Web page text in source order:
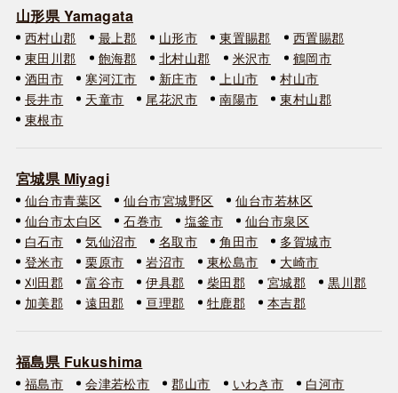
山形県 Yamagata
西村山郡 最上郡 山形市 東置賜郡
西置賜郡
東田川郡
飽海郡 北村山郡 米沢市
鶴岡市
酒田市
寒河江市 新庄市 上山市
村山市
長井市
天童市 尾花沢市 南陽市
東村山郡
東根市
宮城県 Miyagi
仙台市青葉区 仙台市宮城野区
仙台市若林区
仙台市太白区
石巻市 塩釜市
仙台市泉区
白石市
気仙沼市 名取市 角田市
多賀城市
登米市
栗原市 岩沼市 東松島市
大崎市
刈田郡
富谷市 伊具郡 柴田郡 宮城郡
黒川郡
加美郡
遠田郡 亘理郡 牡鹿郡 本吉郡
福島県 Fukushima
福島市 会津若松市 郡山市 いわき市
白河市